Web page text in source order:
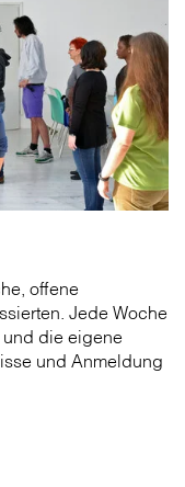
offene
Jede Woche
die eigene
und Anmeldung